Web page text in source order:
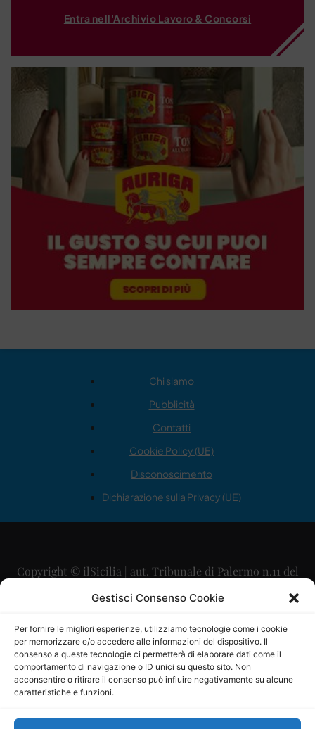
Gestisci Consenso Cookie
Per fornire le migliori esperienze, utilizziamo tecnologie come i cookie
per memorizzare e/o accedere alle informazioni del dispositivo. Il
consenso a queste tecnologie ci permetterà di elaborare dati come il
comportamento di navigazione o ID unici su questo sito. Non
acconsentire o ritirare il consenso può influire negativamente su alcune
caratteristiche e funzioni.
Entra nell'Archivio Lavoro & Concorsi
Chi siamo
Pubblicità
Contatti
Cookie Policy (UE)
Disconoscimento
Dichiarazione sulla Privacy (UE)
Copyright © ilSicilia | aut. Tribunale di Palermo n.11 del
29/09/2015
Direttore Editoriale: Maurizio Scaglione
Direttore Responsabile: Maria Calabrese